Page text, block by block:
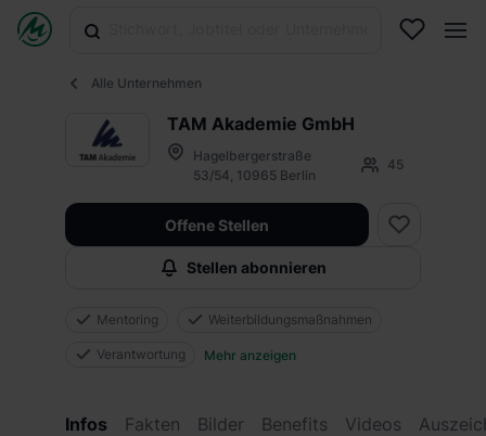
Alle Unternehmen
TAM Akademie GmbH
Hagelbergerstraße
53/54, 10965 Berlin
45
Offene Stellen
Stellen abonnieren
Mentoring Weiterbildungsmaßnahmen
Verantwortung Mehr anzeigen
Infos Fakten Bilder Benefits Videos